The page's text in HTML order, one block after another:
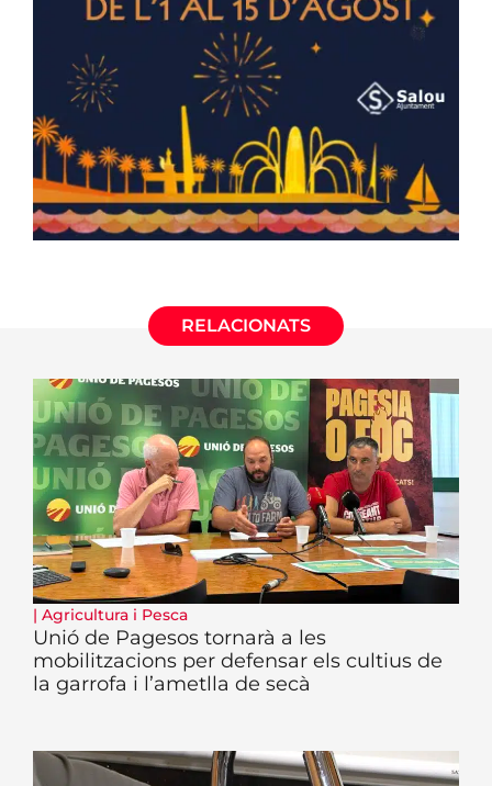
RELACIONATS
| Agricultura i Pesca
Unió de Pagesos tornarà a les
mobilitzacions per defensar els cultius de
la garrofa i l’ametlla de secà